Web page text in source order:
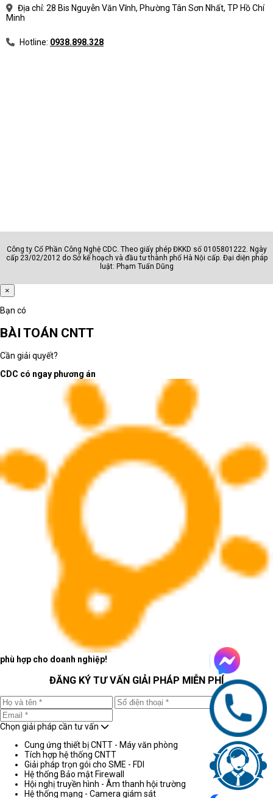
Địa chỉ: 28 Bis Nguyễn Văn Vĩnh, Phường Tân Sơn Nhất, TP Hồ Chí
Minh
Hotline: 0938.898.328
Công ty Cổ Phần Công Nghệ CDC. Theo giấy phép ĐKKD số 0105801222. Ngày
cấp 23/02/2012 do Sở kế hoạch và đầu tư thành phố Hà Nội cấp. Đại diện pháp
luật: Phạm Tuấn Dũng
×
Bạn có
BÀI TOÁN CNTT
Cần giải quyết?
CDC có ngay phương án
phù hợp cho doanh nghiệp!
ĐĂNG KÝ TƯ VẤN GIẢI PHÁP MIỄN PHÍ
Chọn giải pháp cần tư vấn
Cung ứng thiết bị CNTT - Máy văn phòng
Tích hợp hệ thống CNTT
Giải pháp trọn gói cho SME - FDI
Hệ thống Bảo mật Firewall
Hội nghị truyền hình - Âm thanh hội trường
Hệ thống mạng - Camera giám sát